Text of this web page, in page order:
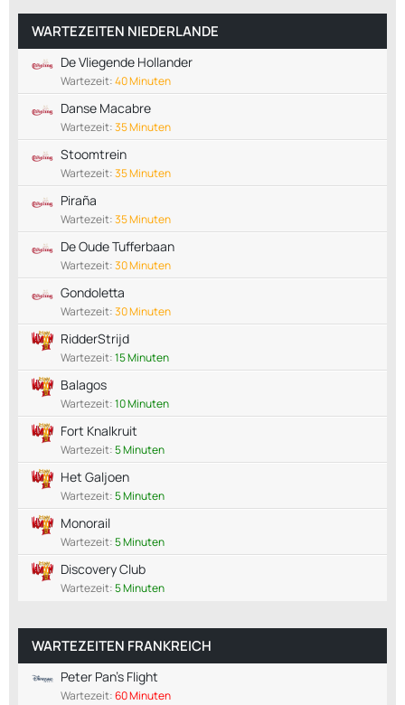
WARTEZEITEN NIEDERLANDE
De Vliegende Hollander
Wartezeit:40 Minuten
Danse Macabre
Wartezeit:35 Minuten
Stoomtrein
Wartezeit:35 Minuten
Piraña
Wartezeit:35 Minuten
De Oude Tufferbaan
Wartezeit:30 Minuten
Gondoletta
Wartezeit:30 Minuten
RidderStrijd
Wartezeit:15 Minuten
Balagos
Wartezeit:10 Minuten
Fort Knalkruit
Wartezeit:5 Minuten
Het Galjoen
Wartezeit:5 Minuten
Monorail
Wartezeit:5 Minuten
Discovery Club
Wartezeit:5 Minuten
WARTEZEITEN FRANKREICH
Peter Pan's Flight
Wartezeit:60 Minuten